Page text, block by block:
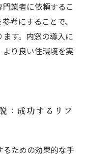
業者に依頼するこ
考にすることで、
す。内窓の導入に
り良い住環境を実
：成功するリフ
ための効果的な手